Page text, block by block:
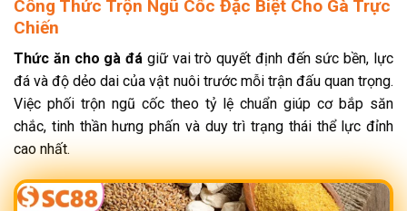
Công Thức Trộn Ngũ Cốc Đặc Biệt Cho Gà Trực
Chiến
Thức ăn cho gà đá giữ vai trò quyết định đến sức bền, lực
đá và độ dẻo dai của vật nuôi trước mỗi trận đấu quan trọng.
Việc phối trộn ngũ cốc theo tỷ lệ chuẩn giúp cơ bắp săn
chắc, tinh thần hưng phấn và duy trì trạng thái thể lực đỉnh
cao nhất.